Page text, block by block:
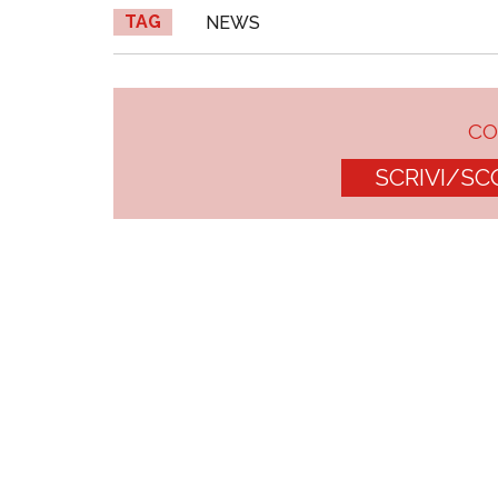
TAG NEWS
SCRIVI/